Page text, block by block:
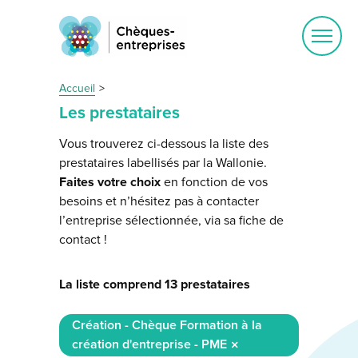
Accueil
Les prestataires
Vous trouverez ci-dessous la liste des
prestataires labellisés par la Wallonie.
Faites votre choix en fonction de vos
besoins et n’hésitez pas à contacter
l’entreprise sélectionnée, via sa fiche de
contact !
La liste comprend 13 prestataires
Création - Chèque Formation à la
création d'entreprise - PME
Ouvrir
le